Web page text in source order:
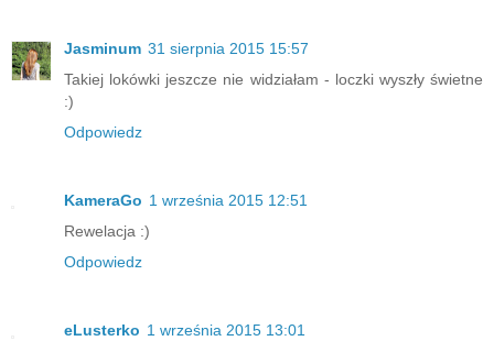
Jasminum 31 sierpnia 2015 15:57
Takiej lokówki jeszcze nie widziałam - loczki wyszły świetne
:)
Odpowiedz
KameraGo 1 września 2015 12:51
Rewelacja :)
Odpowiedz
eLusterko 1 września 2015 13:01